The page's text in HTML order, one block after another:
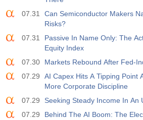
07.31
Can Semiconductor Makers
Risks?
07.31
Passive In Name Only: The
Equity Index
07.30
Markets Rebound After Fed-
07.29
AI Capex Hits A Tipping Point
More Corporate Discipline
07.29
Seeking Steady Income In An
07.29
Behind The AI Boom: The